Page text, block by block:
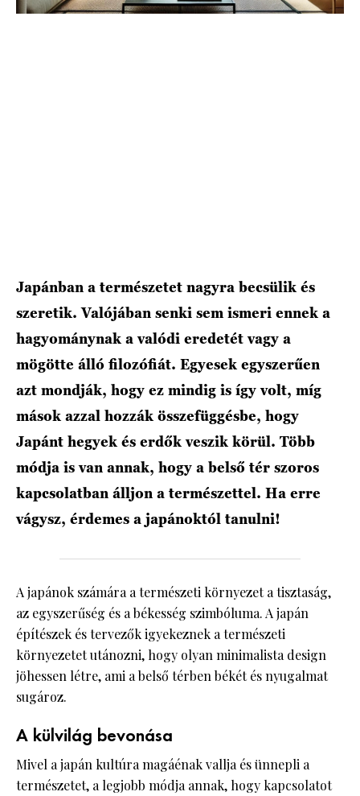
Japánban a természetet nagyra becsülik és
szeretik. Valójában senki sem ismeri ennek a
hagyománynak a valódi eredetét vagy a
mögötte álló filozófiát. Egyesek egyszerűen
azt mondják, hogy ez mindig is így volt, míg
mások azzal hozzák összefüggésbe, hogy
Japánt hegyek és erdők veszik körül. Több
módja is van annak, hogy a belső tér szoros
kapcsolatban álljon a természettel. Ha erre
vágysz, érdemes a japánoktól tanulni!
A japánok számára a természeti környezet a tisztaság,
az egyszerűség és a békesség szimbóluma. A japán
építészek és tervezők igyekeznek a természeti
környezetet utánozni, hogy olyan minimalista design
jöhessen létre, ami a belső térben békét és nyugalmat
sugároz.
A külvilág bevonása
Mivel a japán kultúra magáénak vallja és ünnepli a
természetet, a legjobb módja annak, hogy kapcsolatot